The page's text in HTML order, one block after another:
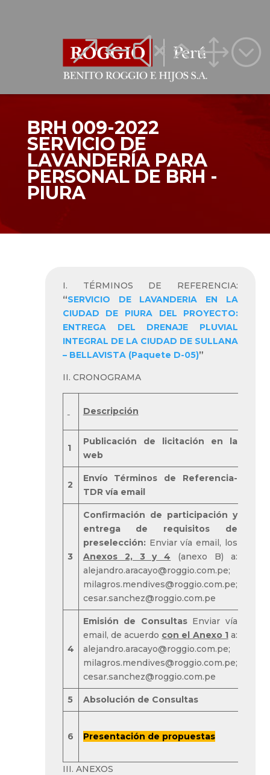
&#x61;
&#x61;
BRH 009-2022
SERVICIO DE
LAVANDERÍA PARA
PERSONAL DE BRH -
PIURA
I. TÉRMINOS DE REFERENCIA:
“SERVICIO DE LAVANDERIA EN LA
CIUDAD DE PIURA DEL PROYECTO:
ENTREGA DEL DRENAJE PLUVIAL
INTEGRAL DE LA CIUDAD DE SULLANA
– BELLAVISTA (Paquete D-05)”
II. CRONOGRAMA
Descripción
1
Publicación de licitación en la
web
2
Envío Términos de Referencia-
TDR vía email
3
Confirmación de participación y
entrega de requisitos de
preselección:Enviar vía email, los
Anexos 2, 3 y 4 (anexo B) a:
alejandro.aracayo@roggio.com.pe;
milagros.mendives@roggio.com.pe;
cesar.sanchez@roggio.com.pe
4
Emisión de ConsultasEnviar vía
email, de acuerdo con el Anexo 1a:
alejandro.aracayo@roggio.com.pe;
milagros.mendives@roggio.com.pe;
cesar.sanchez@roggio.com.pe
5 Absolución de Consultas
6 Presentación de propuestas
III. ANEXOS